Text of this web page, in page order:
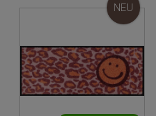
NEU